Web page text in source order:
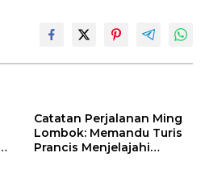
​Catatan Perjalanan Ming
Lombok: Memandu Turis
Prancis Menjelajahi